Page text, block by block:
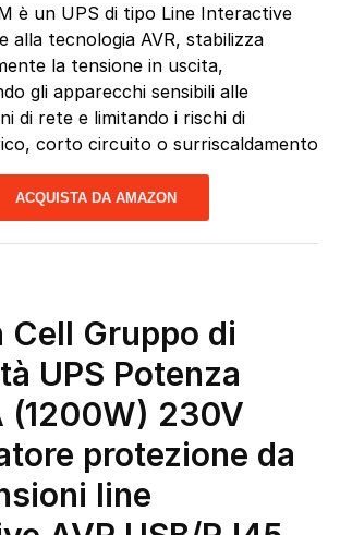
è un UPS di tipo Line Interactive
alla tecnologia AVR, stabilizza
la tensione in uscita,
gli apparecchi sensibili alle
di rete e limitando i rischi di
corto circuito o surriscaldamento
ACQUISTA DA AMAZON
Cell Gruppo di
UPS Potenza
(1200W) 230V
protezione da
line